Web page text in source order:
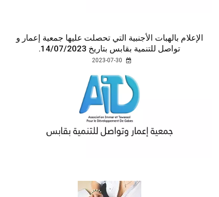
الإعلام بالهبات الأجنبية التي تحصلت عليها جمعية إعمار و
تواصل للتنمية بقابس بتاريخ 14/07/2023.